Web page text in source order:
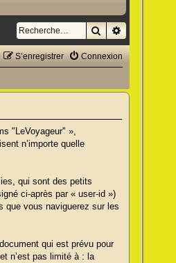
RechercherRecherche
Connexion
S’enregistrer
"LeVoyageur" »,
n’importe quelle
qui sont des petits
ci-après par « user-id »)
que vous naviguerez sur les
qui est prévu pour
n’est pas limité à : la